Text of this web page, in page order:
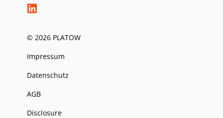
© 2026 PLATOW
Impressum
Datenschutz
AGB
Disclosure